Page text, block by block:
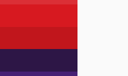
ชนิดพันธุ์ที่ไม่มีรายงานว่าพบ